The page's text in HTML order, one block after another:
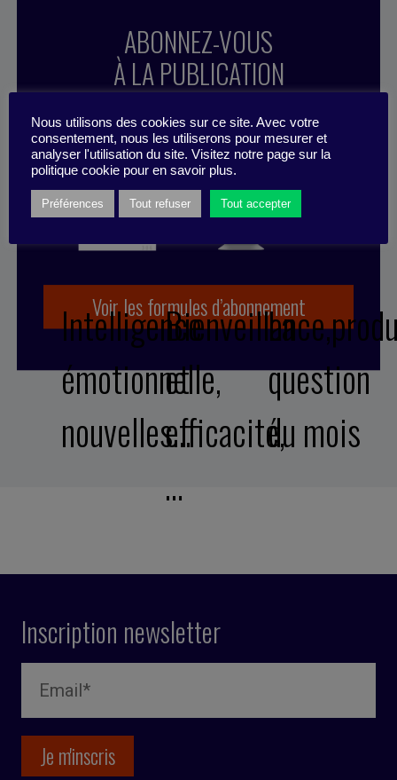
ABONNEZ-VOUS
À LA PUBLICATION
Voir les formules d’abonnement
Intelligence
émotionnelle,
nouvelles…
et
efficacité,
…
La
question
du mois
Inscription newsletter
Nous utilisons des cookies sur ce site. Avec votre
consentement, nous les utiliserons pour mesurer et
analyser l'utilisation du site. Visitez notre page sur la
politique cookie pour en savoir plus.
Préférences Tout refuser Tout accepter